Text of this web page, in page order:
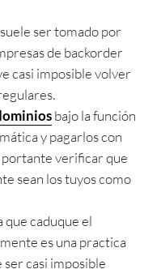
ser tomado por
de backorder
casi imposible volver
bajo la función
y pagarlos con
portante verificar que
sean los tuyos como
que caduque el
es una practica
casi imposible